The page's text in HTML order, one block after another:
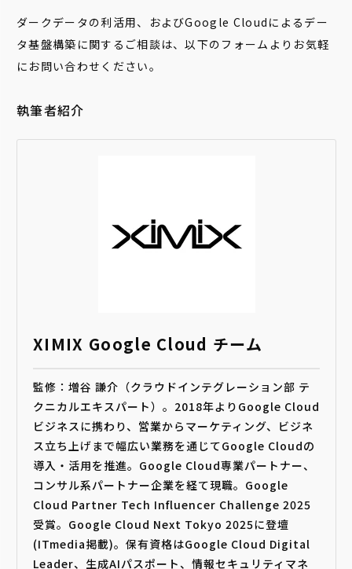
ダークデータの利活用、およびGoogle Cloudによるデー
タ基盤構築に関するご相談は、以下のフォームよりお気軽
にお問い合わせください。
執筆者紹介
XIMIX Google Cloud チーム
監修：増谷 謙介（クラウドインテグレーション部 テ
クニカルエキスパート）。2018年よりGoogle Cloud
ビジネスに携わり、営業からマーケティング、ビジネ
ス立ち上げまで幅広い業務を通じてGoogle Cloudの
導入・活用を推進。Google Cloud専業パートナー、
コンサル系パートナー企業を経て現職。Google
Cloud Partner Tech Influencer Challenge 2025
受賞。Google Cloud Next Tokyo 2025に登壇
(ITmedia掲載)。保有資格はGoogle Cloud Digital
Leader、生成AIパスポート、情報セキュリティマネ